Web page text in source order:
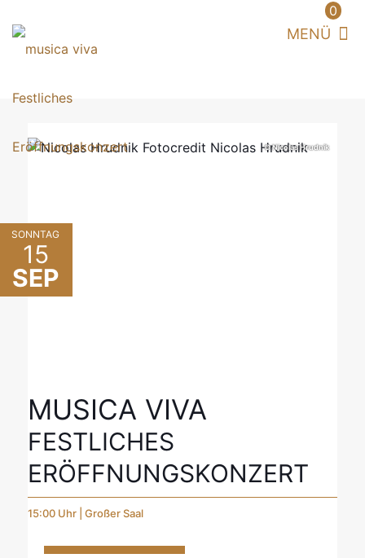
0
SONNTAG
15
SEP
© Nicolas Hrudnik
MUSICA VIVA
FESTLICHES
ERÖFFNUNGSKONZERT
15:00 Uhr | Großer Saal